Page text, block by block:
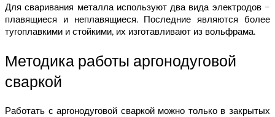
Для сваривания металла используют два вида электродов –
плавящиеся и неплавящиеся. Последние являются более
тугоплавкими и стойкими, их изготавливают из вольфрама.
Методика работы аргонодуговой
сваркой
Работать с аргонодуговой сваркой можно только в закрытых